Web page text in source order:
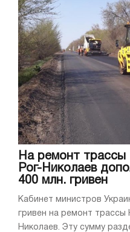
На ремонт
Рог-Николаев
400 млн. гривен
Кабинет министров
гривен на ремонт
Николаев. Эту сумму